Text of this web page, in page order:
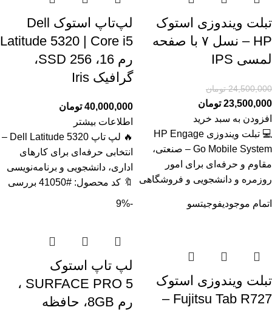
تبلت ویندوزی استوک
HP – نسل ۷ با صفحه
لمسی IPS
24,500,000 تومان
23,500,000 تومان
افزودن به سبد خرید
💻 تبلت ویندوزی HP Engage
Go Mobile System – صنعتی،
مقاوم و حرفه‌ای برای امور
روزمره و دانشجویی و فروشگاهی
لپ‌تاپ استوک Dell
Latitude 5320 | Core i5
رم 16، SSD 256،
گرافیک Iris
40,000,000 تومان
اطلاعات بیشتر
🔥 لپ تاپ Dell Latitude 5320 –
انتخابی حرفه‌ای برای کارهای
اداری، دانشجویی و برنامه‌نویسی
🔖 کد محصول: #41050 بررسی
اتمام موجودیفوجیتسو
تبلت ویندوزی استوک
Fujitsu Tab R727 –
-9%
لپ تاپ استوک
SURFACE PRO 5 ،
رم 8GB، حافظه